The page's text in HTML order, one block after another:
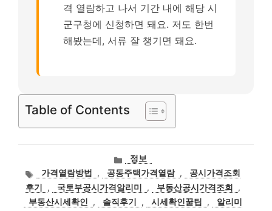
격 열람하고 나서 기간 내에 해당 시
군구청에 신청하면 돼요. 저도 한번
해봤는데, 서류 잘 챙기면 돼요.
Table of Contents
카
테
고
리
정보
태
그
가격열람방법 , 공동주택가격열람 ,
공시가격조회
후기
, 국토부공시가격알리미 , 부동산공시가격조회
,
부동산시세확인
, 솔직후기 , 시세확인꿀팁 ,
알리미